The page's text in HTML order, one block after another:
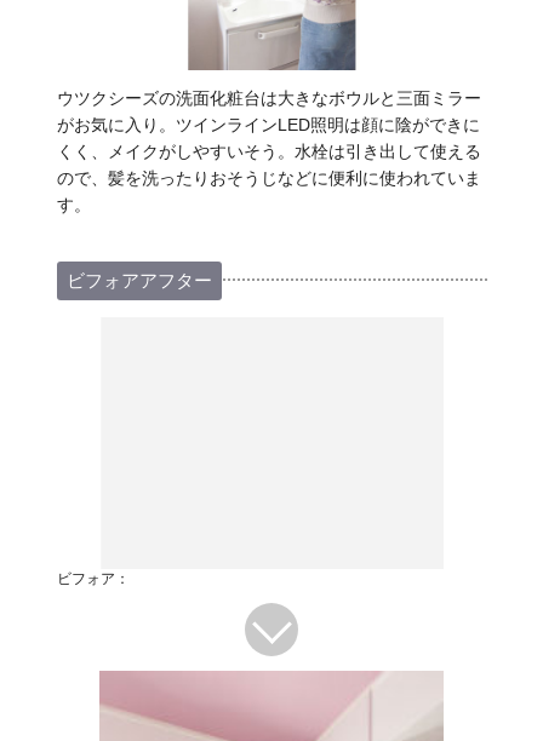
ウツクシーズの洗面化粧台は大きなボウルと三面ミラー
がお気に入り。ツインラインLED照明は顔に陰ができに
くく、メイクがしやすいそう。水栓は引き出して使える
ので、髪を洗ったりおそうじなどに便利に使われていま
す。
ビフォアアフター
ビフォア：